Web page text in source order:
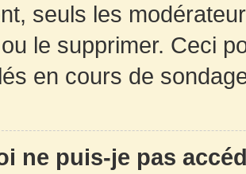
seuls les
le supprimer. Ceci
en cours de
ne puis-je pas